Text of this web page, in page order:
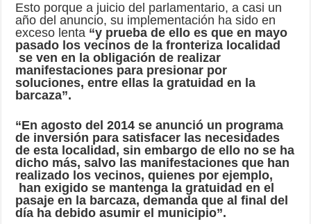
Esto porque a juicio del parlamentario, a casi un
año del anuncio, su implementación ha sido en
exceso lenta “y prueba de ello es que en mayo
pasado los vecinos de la fronteriza localidad
se ven en la obligación de realizar
manifestaciones para presionar por
soluciones, entre ellas la gratuidad en la
barcaza”.
“En agosto del 2014 se anunció un programa
de inversión para satisfacer las necesidades
de esta localidad, sin embargo de ello no se ha
dicho más, salvo las manifestaciones que han
realizado los vecinos, quienes por ejemplo,
han exigido se mantenga la gratuidad en el
pasaje en la barcaza, demanda que al final del
día ha debido asumir el municipio”.